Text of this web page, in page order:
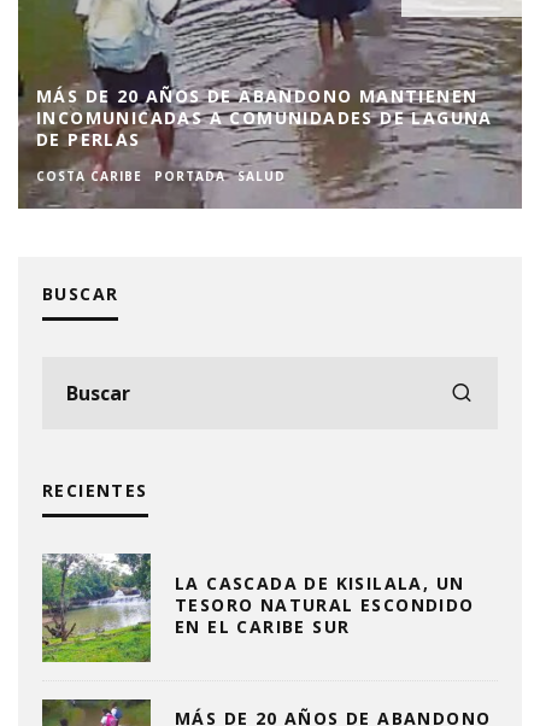
MÁS DE 20 AÑOS DE ABANDONO MANTIENEN
INCOMUNICADAS A COMUNIDADES DE LAGUNA
DE PERLAS
COSTA CARIBE PORTADA SALUD
BUSCAR
RECIENTES
LA CASCADA DE KISILALA, UN
TESORO NATURAL ESCONDIDO
EN EL CARIBE SUR
MÁS DE 20 AÑOS DE ABANDONO